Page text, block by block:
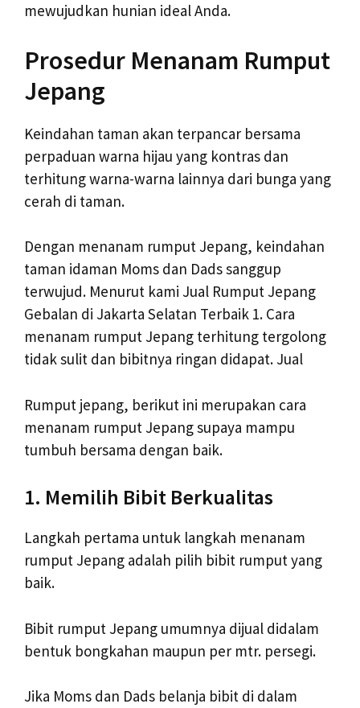
mewujudkan hunian ideal Anda.
Prosedur Menanam Rumput
Jepang
Keindahan taman akan terpancar bersama
perpaduan warna hijau yang kontras dan
terhitung warna-warna lainnya dari bunga yang
cerah di taman.
Dengan menanam rumput Jepang, keindahan
taman idaman Moms dan Dads sanggup
terwujud. Menurut kami Jual Rumput Jepang
Gebalan di Jakarta Selatan Terbaik 1. Cara
menanam rumput Jepang terhitung tergolong
tidak sulit dan bibitnya ringan didapat. Jual
Rumput jepang, berikut ini merupakan cara
menanam rumput Jepang supaya mampu
tumbuh bersama dengan baik.
1. Memilih Bibit Berkualitas
Langkah pertama untuk langkah menanam
rumput Jepang adalah pilih bibit rumput yang
baik.
Bibit rumput Jepang umumnya dijual didalam
bentuk bongkahan maupun per mtr. persegi.
Jika Moms dan Dads belanja bibit di dalam